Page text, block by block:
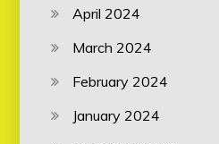
April 2024
March 2024
February 2024
January 2024